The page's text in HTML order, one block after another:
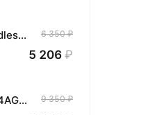
Беспроводная электрическая щётка Hoto для уборки Grip Cordless Spin Scrubber (серый, чёрный, QWQJA10) 6 350 ₽
5 206 ₽
Беспроводные наушники Honor CHOICE Earbuds Clip2 Pro, 5504AGYR (MKV-ME00) Черный 9 350 ₽